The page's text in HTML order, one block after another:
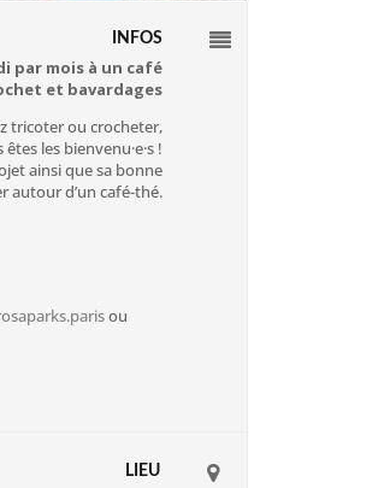
INFOS
par mois à un café
et bavardages
tricoter ou crocheter,
les bienvenu·e·s !
ainsi que sa bonne
autour d’un café-thé.
ou
LIEU